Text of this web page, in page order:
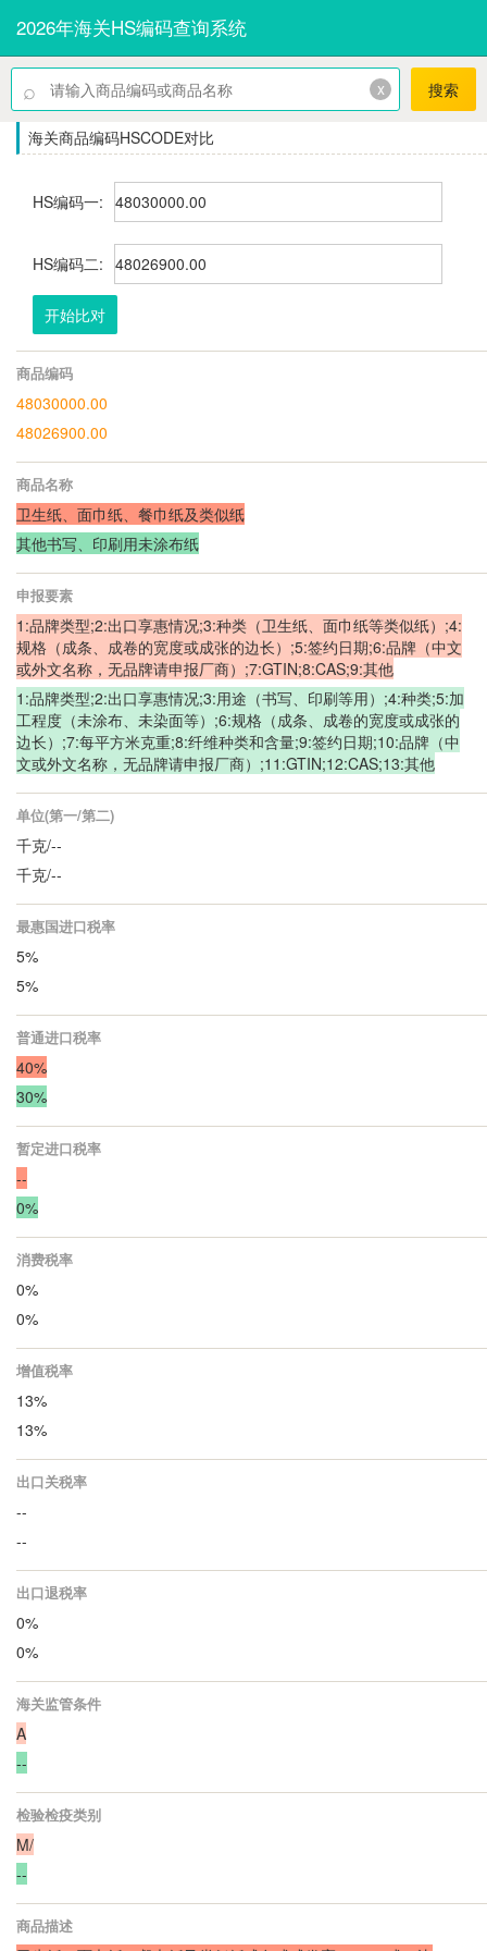
2026年海关HS编码查询系统
⌕ x 搜索
海关商品编码HSCODE对比
HS编码一:
HS编码二:
开始比对
商品编码
48030000.00
48026900.00
商品名称
卫生纸、面巾纸、餐巾纸及类似纸
其他书写、印刷用未涂布纸
申报要素
1:品牌类型;2:出口享惠情况;3:种类（卫生纸、面巾纸等类似纸）;4:
规格（成条、成卷的宽度或成张的边长）;5:签约日期;6:品牌（中文
或外文名称，无品牌请申报厂商）;7:GTIN;8:CAS;9:其他
1:品牌类型;2:出口享惠情况;3:用途（书写、印刷等用）;4:种类;5:加
工程度（未涂布、未染面等）;6:规格（成条、成卷的宽度或成张的
边长）;7:每平方米克重;8:纤维种类和含量;9:签约日期;10:品牌（中
文或外文名称，无品牌请申报厂商）;11:GTIN;12:CAS;13:其他
单位(第一/第二)
千克/--
千克/--
最惠国进口税率
5%
5%
普通进口税率
40%
30%
暂定进口税率
--
0%
消费税率
0%
0%
增值税率
13%
13%
出口关税率
--
--
出口退税率
0%
0%
海关监管条件
A
--
检验检疫类别
M/
--
商品描述